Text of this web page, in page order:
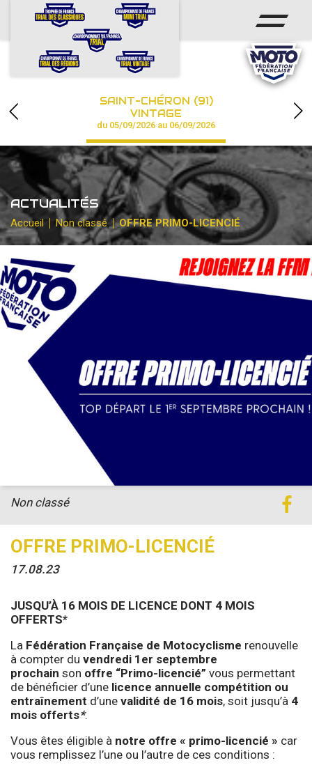
ACCUEIL
CALENDRIER
CHAMPIONNAT
RÉSULTATS
PHOTOS / VIDÉOS
PARTENAIRES
SAINT-CHÉRON (91)
VINTAGE
du 05/09/2026 au 06/09/2026
ACTUALITÉS
Accueil Non classé OFFRE PRIMO-LICENCIÉ
OFFRE PRIMO-LICENCIÉ
17.08.23
Non classé
JUSQU’À 16 MOIS DE LICENCE DONT 4 MOIS
OFFERTS*
La Fédération Française de Motocyclisme renouvelle
à compter du vendredi 1er septembre
prochain son offre “Primo-licencié” vous permettant
de bénéficier d’une licence annuelle compétition ou
entraînement d’une validité de 16 mois, soit jusqu’à 4
mois offerts*.
Vous êtes éligible à notre offre « primo-licencié » car
vous remplissez l’une ou l’autre de ces conditions :